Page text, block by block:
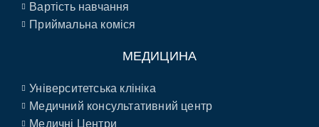
Вартість навчання
Приймальна коміся
МЕДИЦИНА
Університетська клініка
Медичний консультативний центр
Медичні Центри